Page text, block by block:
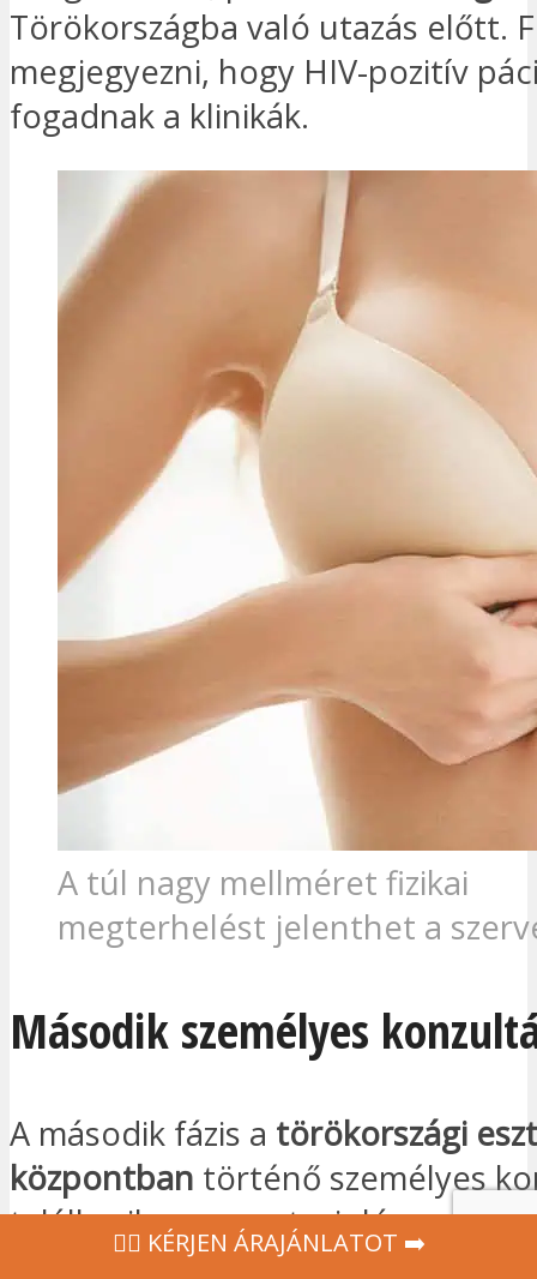
Törökországba való utazás előtt.
megjegyezni, hogy HIV-pozitív
fogadnak a klinikák.
A túl nagy mellméret fizikai
megterhelést jelenthet a
Második személyes
A második fázis a törökországi
központban történő személyes
találkozik az aneszteziológussal
hogy megbeszéljék a műtét
‍👩‍⚕ KÉRJEN ÁRAJÁNLATOT ➡️